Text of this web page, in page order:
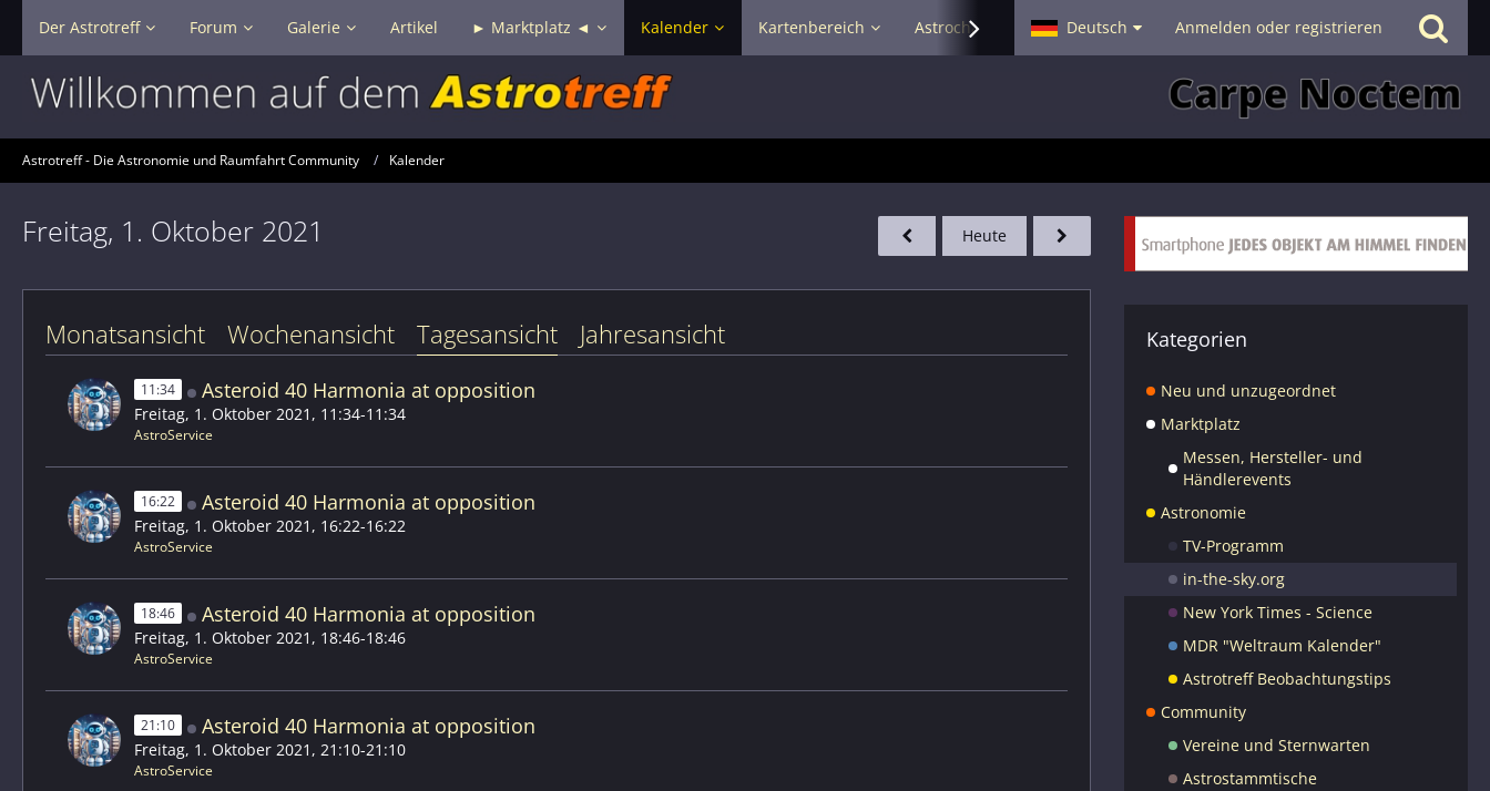
Der Astrotreff Forum Galerie Artikel ► Marktplatz ◄ Kalender Kartenbereich Astrochat - Smalltalk Hilfe
Deutsch Anmelden oder registrieren
Astrotreff - Die Astronomie und Raumfahrt Community Kalender
Freitag, 1. Oktober 2021 Heute
Monatsansicht Wochenansicht Tagesansicht Jahresansicht
11:34 Asteroid 40 Harmonia at opposition
Freitag, 1. Oktober 2021, 11:34-11:34
AstroService
16:22 Asteroid 40 Harmonia at opposition
Freitag, 1. Oktober 2021, 16:22-16:22
AstroService
18:46 Asteroid 40 Harmonia at opposition
Freitag, 1. Oktober 2021, 18:46-18:46
AstroService
21:10 Asteroid 40 Harmonia at opposition
Freitag, 1. Oktober 2021, 21:10-21:10
AstroService
Kategorien
Neu und unzugeordnet
Marktplatz
Messen, Hersteller- und
Händlerevents
Astronomie
TV-Programm
in-the-sky.org
New York Times - Science
MDR "Weltraum Kalender"
Astrotreff Beobachtungstips
Community
Vereine und Sternwarten
Astrostammtische